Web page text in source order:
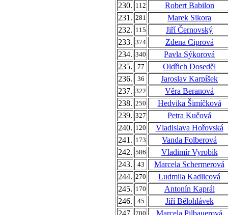
230. 112
Robert Babilon
231. 281
Marek Sikora
232. 115
Jiří Černovský
233. 374
Zdena Ciprová
234. 340
Pavla Sýkorová
235.
77
Oldřich Doseděl
236.
36
Jaroslav Karpíšek
237. 322
Věra Beranová
238. 250
Hedvika Šimíčková
239. 327
Petra Kučová
240. 120
Vladislava Hořovská
241. 173
Vanda Folberová
242. 586
Vladimír Vyrobik
243.
43
Marcela Schermerová
244. 270
Ludmila Kadlicová
245. 170
Antonín Kaprál
246.
45
Jiří Bělohlávek
247. 700
Marcela Pilbauerová